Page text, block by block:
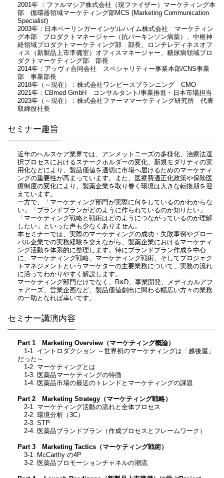
2001年 ：ファルマシア株式会社（現ファイザー）マーケティング本
部 循環器領域マーケティング部MCS (Marketing Communication
Specialist)
2003年：日本ベーリンガーインゲルハイム株式会社 マーケティン
グ本部 プロダクトマネージャー（抗パーキンソン病薬）、中枢神
経領域プロダクトマーケティング部 部長、ロンチレディネスオフ
ィス（新製品上市準備室）オフィスマネージャー、糖尿病領域プロ
ダクトマーケティング部 部長
2014年：アッヴィ合同会社 スペシャリティー事業本部/CNS事業
部 事業部長
2018年（～現在）：株式会社ワンピースプランニング CMO
2021年：CBmed GmbH コンサルタント/事業推進・日本市場担当
2023年（～現在）：株式会社ファーママーケティング研究所 代表
取締役社長
セミナー趣旨
近年のヘルスケア業界では、アンメットニーズの多様化、治療法選
択プロセスにおけるステークホルダーの変化、新規モダリティの実
用化などにより、製品価値を適切に市場へ届けるためのマーケティ
ングの重要性が高まっています。また、医療費適正化政策や保険医
療制度の変化により、製薬企業を取り巻く環境は大きな転換期を迎
えています。
一方で、「マーケティング部門が実際に何をしているのかわからな
い」「ブランドプランがどのように作られているのか知りたい」
「マーケティング戦略と戦術はどのようにつながっているのか理解
したい」といった声も少なくありません。
本セミナーでは、実際のマーケティングの成功・失敗事例やグロー
バル企業での実務経験を交えながら、製薬企業におけるマーケティ
ング活動を体系的に整理します。特にブランドプラン作成を中心
に、マーケティング戦略、マーケティング戦術、そしてプロジェク
トマネジメントというマーケターの主要業務について、実務の流れ
に沿ってわかりやすく解説します。
マーケティング部門だけでなく、R&D、事業開発、メディカルアフ
ェアーズ、営業企画など、製品価値創出に関わる幅広い方々の業務
の一助となれば幸いです。
セミナー講演内容
Part 1 Marketing Overview（マーケティング概論）
1-1. イントロダクション ～世界初のマーケティングは「越後屋」
だった～
1-2. マーケティングとは
1-3. 医薬品マーケティングの特徴
1-4. 医薬品市場の最近のトレンドとマーケティングの課題
Part 2 Marketing Strategy（マーケティング戦略）
2-1. マーケティング活動の流れと全体プロセス
2-2. 環境分析（3C）
2-3. STP
2-4. 医薬品ブランドプラン（作成プロセスとフレームワーク）
Part 3 Marketing Tactics（マーケティング戦術）
3-1. McCarthy の4P
3-2. 医薬品プロモーションチャネルの潮流